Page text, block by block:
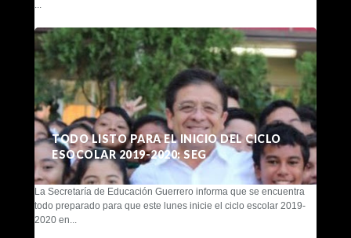
TODO LISTO PARA EL INICIO DEL CICLO
ESOCOLAR 2019-2020: SEG
La Secretaría de Educación Guerrero informa que se encuentra
todo preparado para que este lunes inicie el ciclo escolar 2019-
2020 en...